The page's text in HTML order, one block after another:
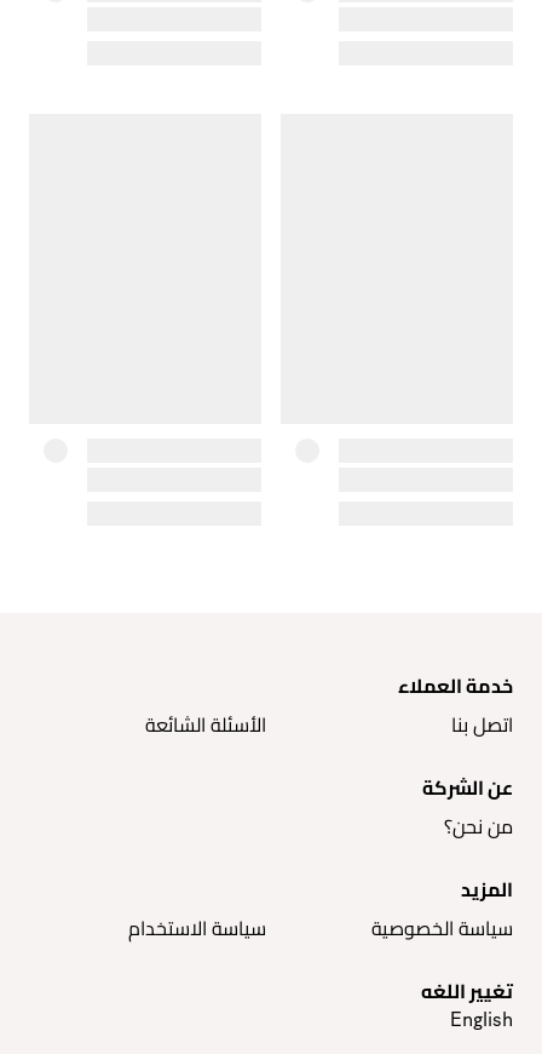
خدمة العملاء
اتصل بنا
الأسئلة الشائعة
عن الشركة
من نحن؟
المزيد
سياسة الخصوصية
سياسة الاستخدام
تغيير اللغه
English